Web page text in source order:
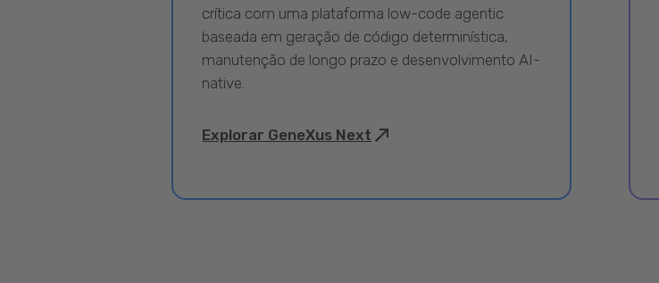
crítica com uma plataforma low-code agentic
baseada em geração de código determinística,
manutenção de longo prazo e desenvolvimento AI-
native.
Explorar GeneXus Next